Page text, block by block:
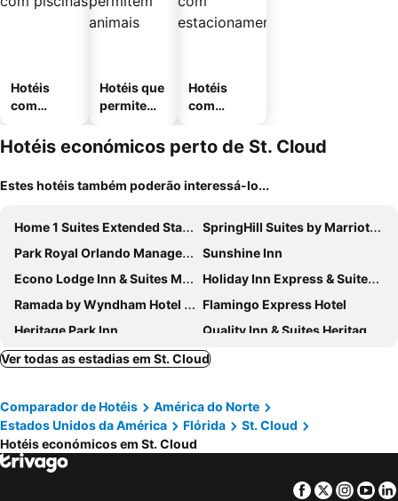
Hotéis
com
Hotéis que
permitem
Hotéis
com
mento
Hotéis económicos perto de St. Cloud
Estes hotéis também poderão interessá-lo...
Home 1 Suites Extended Stay - Kissimmee
SpringHill Suites by Marriott Orlando Lake Nona
Park Royal Orlando Managed by Accor
Sunshine Inn
Econo Lodge Inn & Suites Maingate Central
Holiday Inn Express & Suites Orlando Southeast By Ihg
Ramada by Wyndham Hotel & Water Park
Flamingo Express Hotel
Heritage Park Inn
Quality Inn & Suites Heritage Park
Home2 Suites by Hilton Orlando Southeast Nona
Hampton Inn Orlando Southeast Nona
Rodeway Inn Kissimmee
Ver todas as estadias em St. Cloud
Comparador de Hotéis
América do Norte
Estados Unidos da América
Flórida
St. Cloud
Hotéis económicos em St. Cloud
Facebook
Twitter